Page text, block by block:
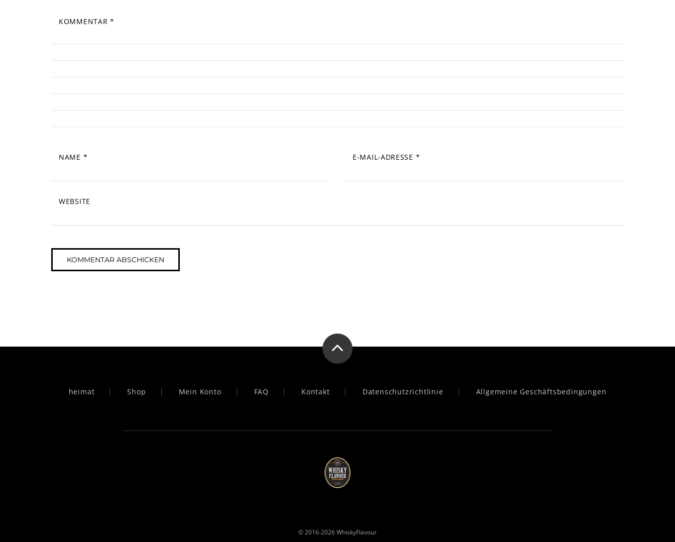
KOMMENTAR *
NAME * E-MAIL-ADRESSE *
WEBSITE
heimat Shop Mein Konto FAQ Kontakt Datenschutzrichtlinie Allgemeine Geschäftsbedingungen
© 2016-2026WhiskyFlavour